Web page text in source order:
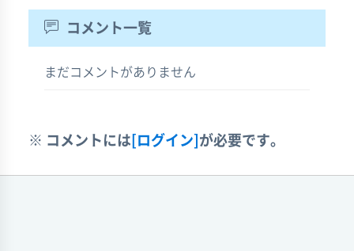
コメント一覧
まだコメントがありません
※ コメントには [ログイン] が必要です。